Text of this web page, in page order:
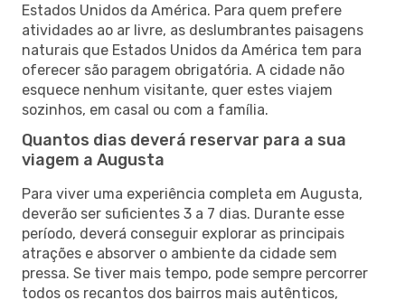
Estados Unidos da América. Para quem prefere
atividades ao ar livre, as deslumbrantes paisagens
naturais que Estados Unidos da América tem para
oferecer são paragem obrigatória. A cidade não
esquece nenhum visitante, quer estes viajem
sozinhos, em casal ou com a família.
Quantos dias deverá reservar para a sua
viagem a Augusta
Para viver uma experiência completa em Augusta,
deverão ser suficientes 3 a 7 dias. Durante esse
período, deverá conseguir explorar as principais
atrações e absorver o ambiente da cidade sem
pressa. Se tiver mais tempo, pode sempre percorrer
todos os recantos dos bairros mais autênticos,